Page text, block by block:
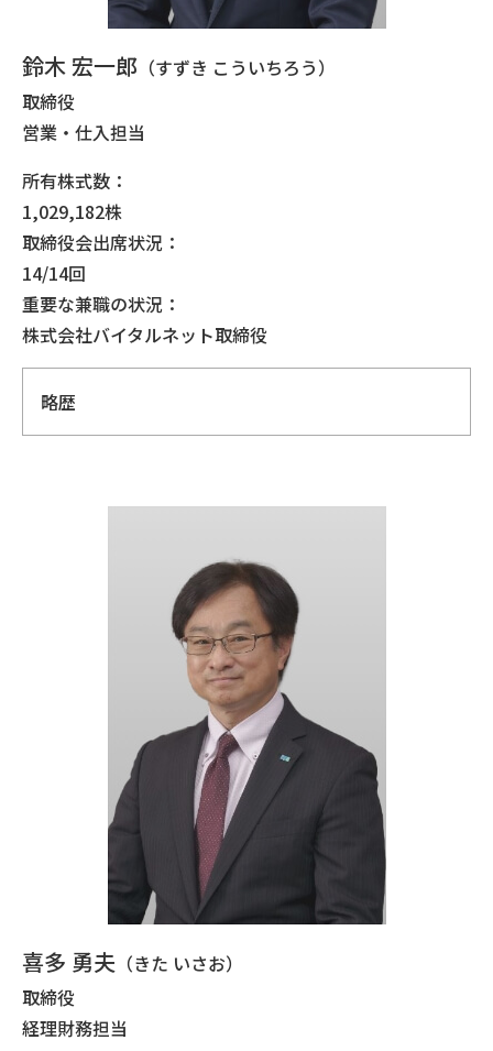
鈴木 宏一郎 （すずき こういちろう）
取締役
営業・仕入担当
所有株式数：
1,029,182株
取締役会出席状況：
14/14回
重要な兼職の状況：
株式会社バイタルネット取締役
略歴
喜多 勇夫 （きた いさお）
取締役
経理財務担当